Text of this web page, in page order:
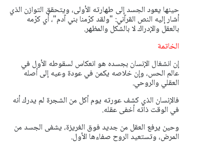
حينها يعود الجسد إلى طهارته الأولى، ويتحقق التوازن الذي
أشار إليه النص القرآني: "ولقد كرّمنا بني آدم"، أي كرّمه
بالعقل والإدراك لا بالشكل والمظهر.
الخاتمة
إن انشغال الإنسان بجسده هو انعكاس لسقوطه الأول في
عالم الحس، وإن خلاصه يكمن في عودة وعيه إلى أصله
العقلي والروحي.
فالإنسان الذي كشف عورته يوم أكل من الشجرة لم يدرك أنه
في الوقت ذاته أخفى عقله.
وحين يرفع العقل من جديد فوق الغريزة، يشفى الجسد من
المرض، وتستعيد الروح صفاءها الأول.